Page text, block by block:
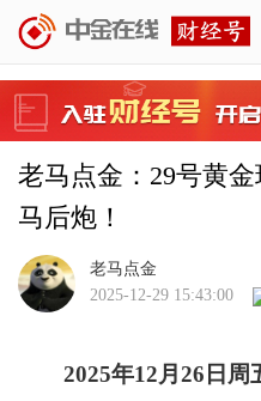
老马点金：29号黄
马后炮！
老马点金
2025-12-29 15:43:00
2025年12月26日周